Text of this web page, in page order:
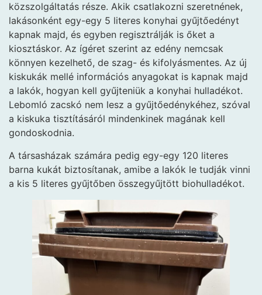
közszolgáltatás része. Akik csatlakozni szeretnének,
lakásonként egy-egy 5 literes konyhai gyűjtőedényt
kapnak majd, és egyben regisztrálják is őket a
kiosztáskor. Az ígéret szerint az edény nemcsak
könnyen kezelhető, de szag- és kifolyásmentes. Az új
kiskukák mellé információs anyagokat is kapnak majd
a lakók, hogyan kell gyűjteniük a konyhai hulladékot.
Lebomló zacskó nem lesz a gyűjtőedénykéhez, szóval
a kiskuka tisztításáról mindenkinek magának kell
gondoskodnia.
A társasházak számára pedig egy-egy 120 literes
barna kukát biztosítanak, amibe a lakók le tudják vinni
a kis 5 literes gyűjtőben összegyűjtött biohulladékot.